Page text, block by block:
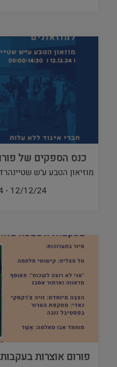
כנס הספקים של
מוזיאון הטבע ע'ש
12/12/24
-
פורום אוצרות